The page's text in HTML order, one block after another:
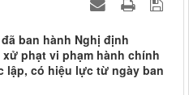
ban hành Nghị định
xử phạt vi phạm hành chính
lập, có hiệu lực từ ngày ban